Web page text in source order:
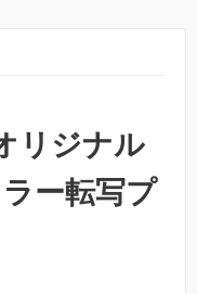
リジナル
ー転写プ